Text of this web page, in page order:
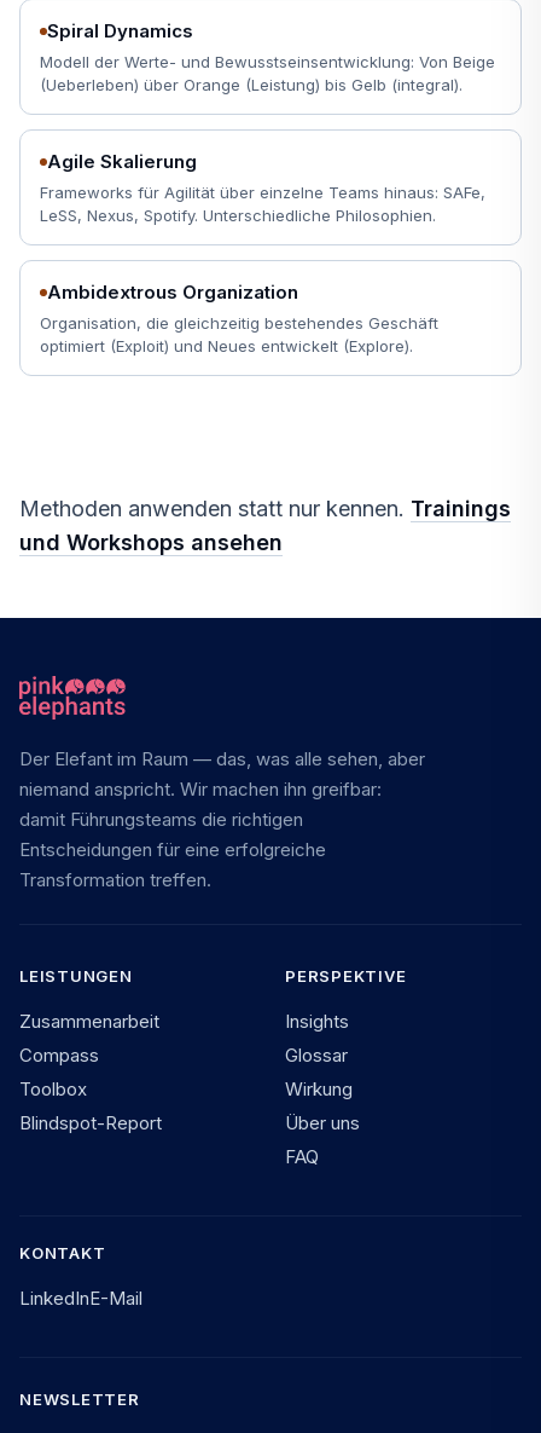
Spiral Dynamics
Modell der Werte- und Bewusstseinsentwicklung: Von Beige
(Ueberleben) über Orange (Leistung) bis Gelb (integral).
Agile Skalierung
Frameworks für Agilität über einzelne Teams hinaus: SAFe,
LeSS, Nexus, Spotify. Unterschiedliche Philosophien.
Ambidextrous Organization
Organisation, die gleichzeitig bestehendes Geschäft
optimiert (Exploit) und Neues entwickelt (Explore).
Methoden anwenden statt nur kennen. Trainings
und Workshops ansehen
Der Elefant im Raum — das, was alle sehen, aber
niemand anspricht. Wir machen ihn greifbar:
damit Führungsteams die richtigen
Entscheidungen für eine erfolgreiche
Transformation treffen.
LEISTUNGEN
Zusammenarbeit
Compass
Toolbox
Blindspot-Report
PERSPEKTIVE
Insights
Glossar
Wirkung
Über uns
FAQ
KONTAKT
LinkedInE-Mail
NEWSLETTER